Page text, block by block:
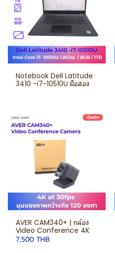
Notebook Dell Latitude
3410 -i7-10510U มือสอง
AVER CAM340+ | กล้อง
Video Conference 4K
7,500 THB